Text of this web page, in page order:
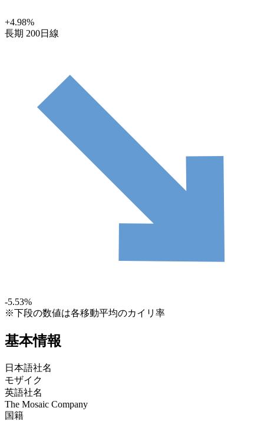
+4.98%
長期 200日線
-5.53%
※下段の数値は各移動平均のカイリ率
基本情報
日本語社名
モザイク
英語社名
The Mosaic Company
国籍